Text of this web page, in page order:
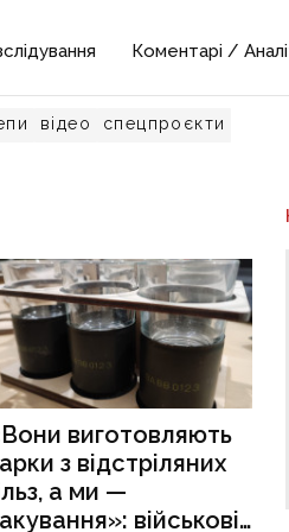
Коментарі /
відео спецпроєкти
виготовляють
з відстріляних
а ми —
військові